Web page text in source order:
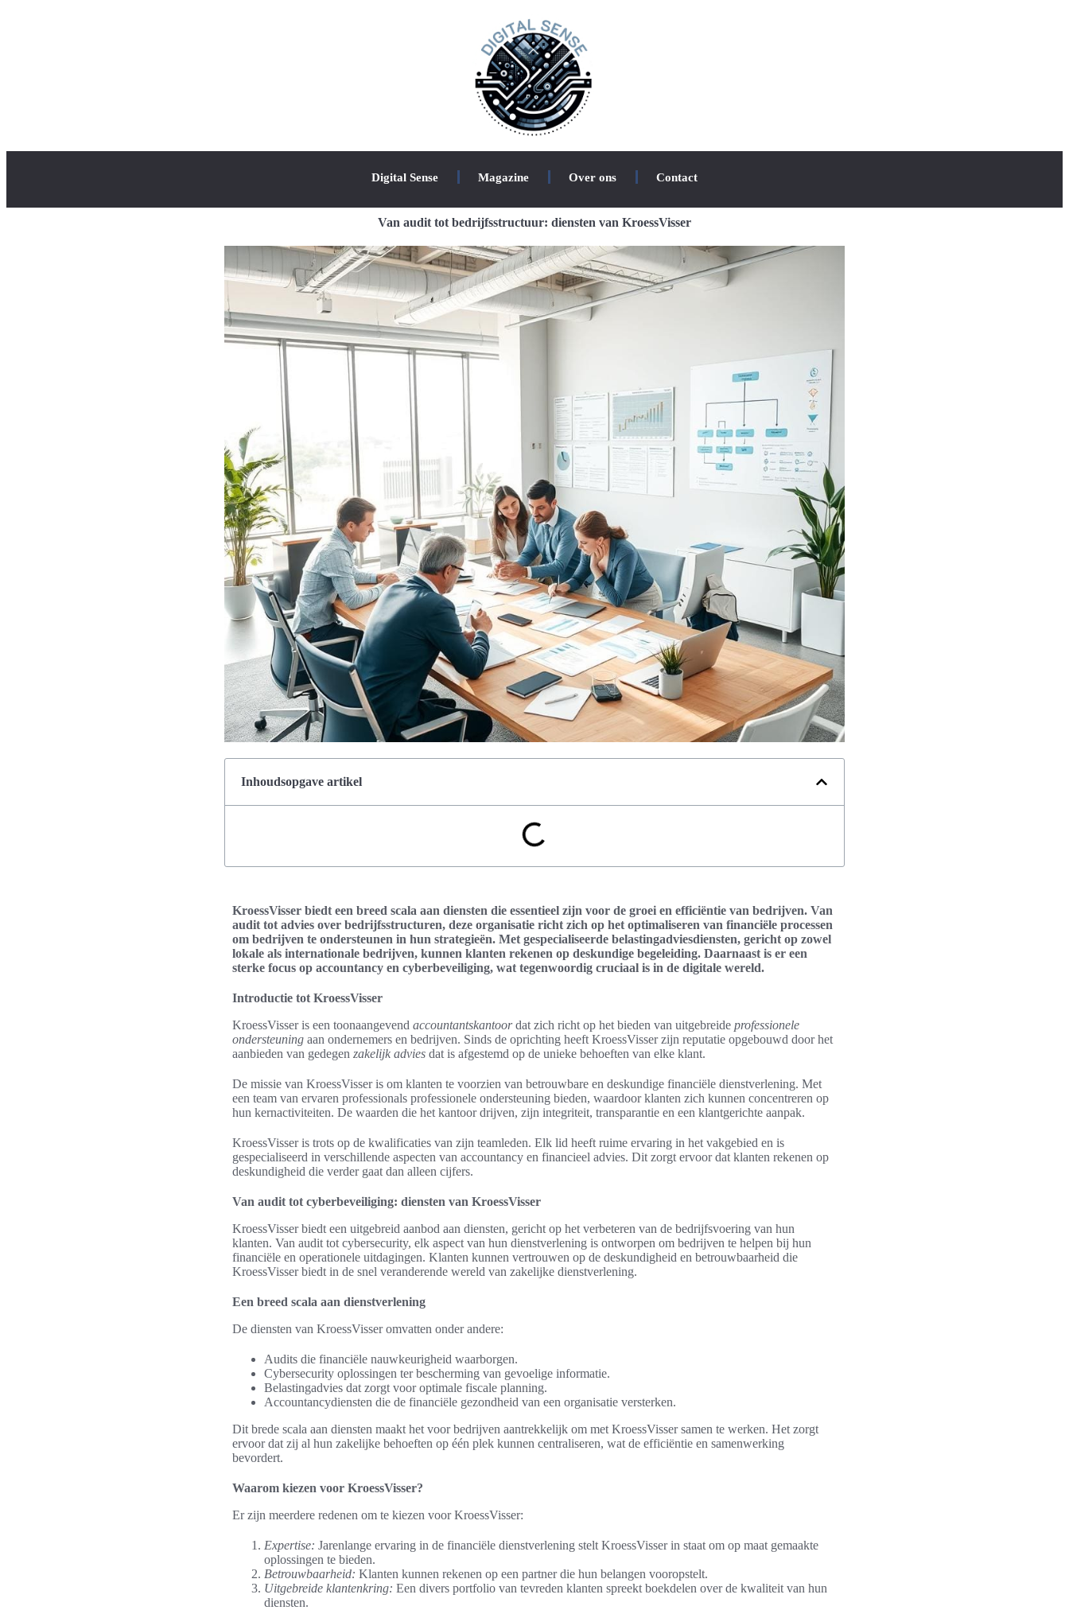
Digital Sense Magazine Over ons Contact
Van audit tot bedrijfsstructuur: diensten van KroessVisser
Inhoudsopgave artikel
KroessVisser biedt een breed scala aan diensten die essentieel zijn voor de groei en efficiëntie van bedrijven. Van
audit tot advies over bedrijfsstructuren, deze organisatie richt zich op het optimaliseren van financiële processen
om bedrijven te ondersteunen in hun strategieën. Met gespecialiseerde belastingadviesdiensten, gericht op zowel
lokale als internationale bedrijven, kunnen klanten rekenen op deskundige begeleiding. Daarnaast is er een
sterke focus op accountancy en cyberbeveiliging, wat tegenwoordig cruciaal is in de digitale wereld.
Introductie tot KroessVisser
KroessVisser is een toonaangevend accountantskantoordat zich richt op het bieden van uitgebreide professionele
ondersteuning aan ondernemers en bedrijven. Sinds de oprichting heeft KroessVisser zijn reputatie opgebouwd door het
aanbieden van gedegen zakelijk advies dat is afgestemd op de unieke behoeften van elke klant.
De missie van KroessVisser is om klanten te voorzien van betrouwbare en deskundige financiële dienstverlening. Met
een team van ervaren professionals professionele ondersteuning bieden, waardoor klanten zich kunnen concentreren op
hun kernactiviteiten. De waarden die het kantoor drijven, zijn integriteit, transparantie en een klantgerichte aanpak.
KroessVisser is trots op de kwalificaties van zijn teamleden. Elk lid heeft ruime ervaring in het vakgebied en is
gespecialiseerd in verschillende aspecten van accountancy en financieel advies. Dit zorgt ervoor dat klanten rekenen op
deskundigheid die verder gaat dan alleen cijfers.
Van audit tot cyberbeveiliging: diensten van KroessVisser
KroessVisser biedt een uitgebreid aanbod aan diensten, gericht op het verbeteren van de bedrijfsvoering van hun
klanten. Van audit tot cybersecurity, elk aspect van hun dienstverlening is ontworpen om bedrijven te helpen bij hun
financiële en operationele uitdagingen. Klanten kunnen vertrouwen op de deskundigheid en betrouwbaarheid die
KroessVisser biedt in de snel veranderende wereld van zakelijke dienstverlening.
Een breed scala aan dienstverlening
De diensten van KroessVisser omvatten onder andere:
Audits die financiële nauwkeurigheid waarborgen.
Cybersecurity oplossingen ter bescherming van gevoelige informatie.
Belastingadvies dat zorgt voor optimale fiscale planning.
Accountancydiensten die de financiële gezondheid van een organisatie versterken.
Dit brede scala aan diensten maakt het voor bedrijven aantrekkelijk om met KroessVisser samen te werken. Het zorgt
ervoor dat zij al hun zakelijke behoeften op één plek kunnen centraliseren, wat de efficiëntie en samenwerking
bevordert.
Waarom kiezen voor KroessVisser?
Er zijn meerdere redenen om te kiezen voor KroessVisser:
Expertise: Jarenlange ervaring in de financiële dienstverlening stelt KroessVisser in staat om op maat gemaakte
oplossingen te bieden.
Betrouwbaarheid: Klanten kunnen rekenen op een partner die hun belangen vooropstelt.
Uitgebreide klantenkring: Een divers portfolio van tevreden klanten spreekt boekdelen over de kwaliteit van hun
diensten.